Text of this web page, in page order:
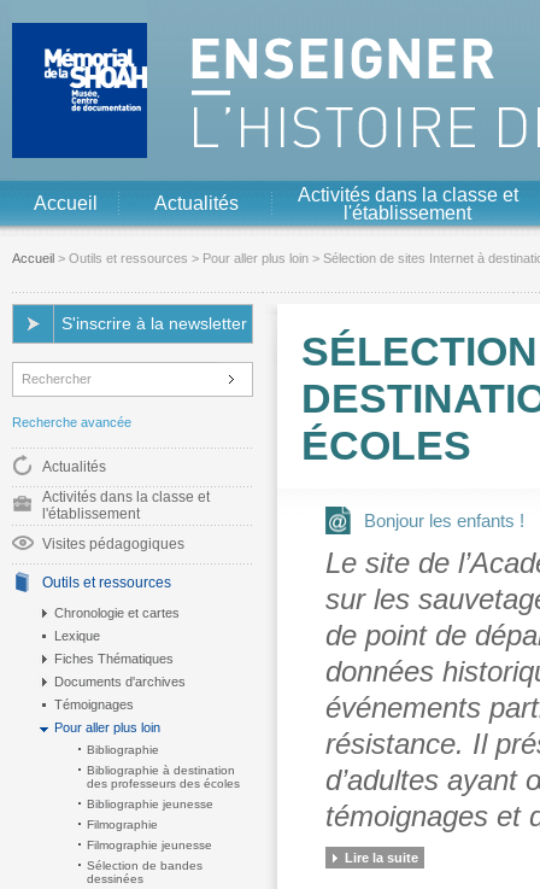
Accueil Actualités
Activités dans la classe et
l'établissement
Accueil > Outils et ressources > Pour aller plus loin > Sélection de sites Internet à
S'inscrire à la newsletter
Recherche avancée
Actualités
Activités dans la classe et
l'établissement
Visites pédagogiques
Outils et ressources
Chronologie et cartes
Lexique
Fiches Thématiques
Documents d'archives
Témoignages
Pour aller plus loin
Bibliographie
Bibliographie à destination
des professeurs des écoles
Bibliographie jeunesse
Filmographie
Filmographie jeunesse
Sélection de bandes
dessinées
ÉCOLES
Bonjour les enfants !
Le site de
sur les
de point de
données
événements
résistance. Il
d’adultes ayant
témoignages et
Lire la suite